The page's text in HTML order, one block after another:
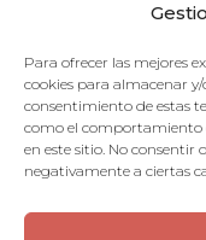
Para ofrecer las mejores
cookies para almacenar
consentimiento de estas
como el comportamiento
en este sitio. No
negativamente a ciertas